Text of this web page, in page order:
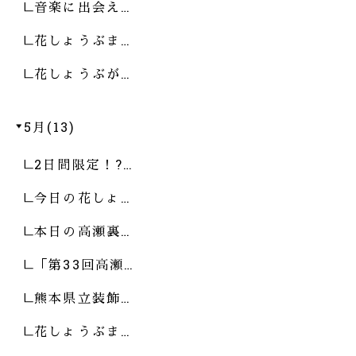
音楽に出会え…
花しょうぶま…
花しょうぶが…
5月(13)
2日間限定！?…
今日の花しょ…
本日の高瀬裏…
「第33回高瀬…
熊本県立装飾…
花しょうぶま…